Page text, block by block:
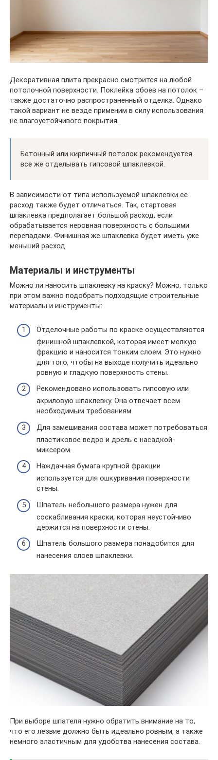
Декоративная плита прекрасно смотрится на любой
потолочной поверхности. Поклейка обоев на потолок –
также достаточно распространенный отделка. Однако
такой вариант не везде применим в силу использования
не влагоустойчивого покрытия.
Бетонный или кирпичный потолок рекомендуется
все же отделывать гипсовой шпаклевкой.
В зависимости от типа используемой шпаклевки ее
расход также будет отличаться. Так, стартовая
шпаклевка предполагает большой расход, если
обрабатывается неровная поверхность с большими
перепадами. Финишная же шпаклевка будет иметь уже
меньший расход.
Материалы и инструменты
Можно ли наносить шпаклевку на краску? Можно, только
при этом важно подобрать подходящие строительные
материалы и инструменты:
Отделочные работы по краске осуществляются
финишной шпаклевкой, которая имеет мелкую
фракцию и наносится тонким слоем. Это нужно
для того, чтобы на выходе получить идеально
ровную и гладкую поверхность стены.
Рекомендовано использовать гипсовую или
акриловую шпаклевку. Она отвечает всем
необходимым требованиям.
Для замешивания состава может потребоваться
пластиковое ведро и дрель с насадкой-
миксером.
Наждачная бумага крупной фракции
используется для ошкуривания поверхности
стены.
Шпатель небольшого размера нужен для
соскабливания краски, которая неустойчиво
держится на поверхности стены.
Шпатель большого размера понадобится для
нанесения слоев шпаклевки.
При выборе шпателя нужно обратить внимание на то,
что его лезвие должно быть идеально ровным, а также
немного эластичным для удобства нанесения состава.